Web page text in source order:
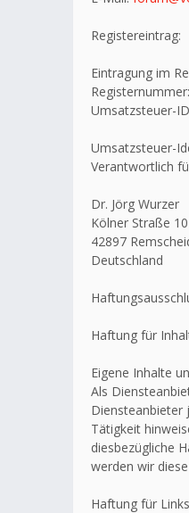
Registereintrag:
Eintragung im
Umsatzsteuer-
Umsatzsteuer-
Verantwortlich
Dr. Jörg Wurzer
Kölner Straße
42897
Deutschland
Haftung für
Eigene Inhalte
Als
Diensteanbieter
Tätigkeit
diesbezügliche
werden wir
Haftung für Links